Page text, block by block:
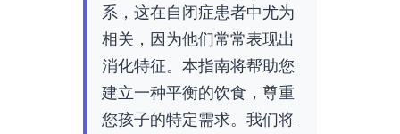
系，这在自闭症患者中尤为
相关，因为他们常常表现出
消化特征。本指南将帮助您
建立一种平衡的饮食，尊重
您孩子的特定需求。我们将